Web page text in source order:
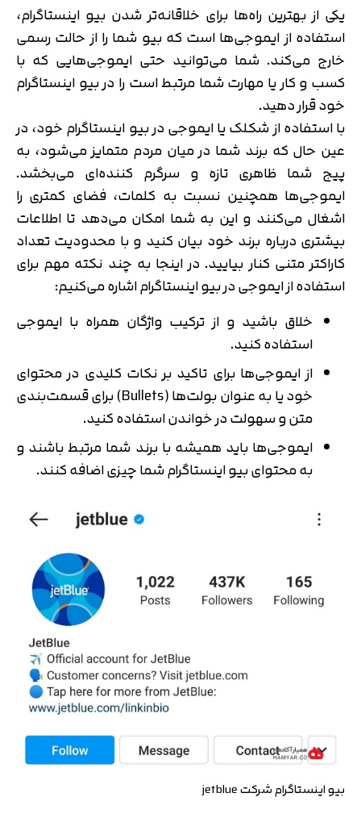
یکی از بهترین راه‌ها برای خلاقانه‌تر شدن بیو اینستاگرام،
استفاده از ایموجی‌ها است که بیو شما را از حالت رسمی
خارج می‌کند. شما می‌توانید حتی ایموجی‌هایی که با
کسب و کار یا مهارت شما مرتبط است را در بیو اینستاگرام
خود قرار دهید.
با استفاده از شکلک یا ایموجی‌ در بیو اینستاگرام خود، در
عین حال که برند شما در میان مردم متمایز می‌شود، به
پیج شما ظاهری تازه و سرگرم کننده‌ای می‌بخشد.
ایموجی‌ها همچنین نسبت به کلمات، فضای کمتری را
اشغال می‌کنند و این به شما امکان می‌دهد تا اطلاعات
بیشتری درباره برند خود بیان کنید و با محدودیت تعداد
کاراکتر متنی کنار بیایید. در اینجا به چند نکته مهم برای
استفاده از ایموجی‌ در بیو اینستاگرام اشاره می‌کنیم:
خلاق باشید و از ترکیب واژگان همراه با ایموجی
استفاده کنید.
از ایموجی‌ها برای تاکید بر نکات کلیدی در محتوای
خود یا به عنوان بولت‌ها (Bullets) برای قسمت‌بندی
متن و سهولت در خواندن استفاده کنید.
ایموجی‌ها باید همیشه با برند شما مرتبط باشند و
به محتوای بیو اینستاگرام شما چیزی اضافه کنند.
بیو اینستاگرام شرکت jetblue